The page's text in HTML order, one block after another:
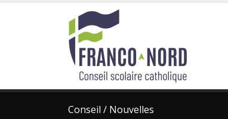
Conseil / Nouvelles